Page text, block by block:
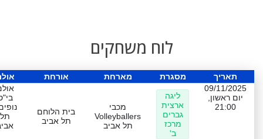
לוח משחקים
תאריך מסגרת מארחת אורחת
09/11/2025
יום ראשון,
21:00
ליגה
ארצית
גברים
מרכז
ב'
מכבי
Volleyballers
תל אביב
בית הלוחם
תל אביב
תל